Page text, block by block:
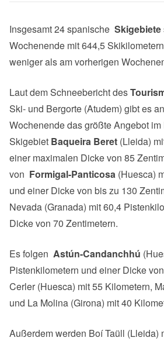
Insgesamt 24 spanische Skigebiete
Wochenende mit 644,5
weniger als am vorherigen
Laut dem Schneebericht des
Ski- und Bergorte (Atudem) gibt es
Wochenende das größte Angebot
Skigebiet Baqueira Beret (Lleida)
einer maximalen Dicke von 85
von Formigal-Panticosa (Huesca)
und einer Dicke von bis zu 130
Nevada (Granada) mit 60,4
Dicke von 70 Zentimetern.
Es folgen Astún-Candanchhú
Pistenkilometern und einer Dicke
Cerler (Huesca) mit 55 Kilometern,
und La Molina (Girona) mit 40
Außerdem werden Boí Taüll (Lleida)